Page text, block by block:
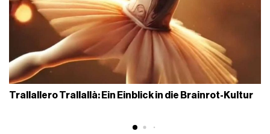
Trallallero Trallallà: Ein Einblick in die Brainrot-Kultur